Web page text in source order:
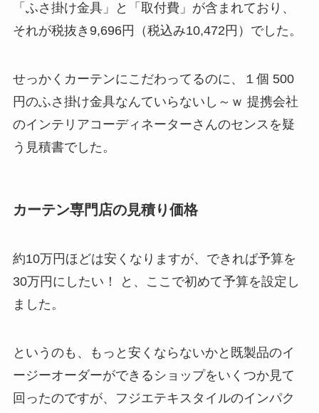
「ふさ掛け金具」と「取付費」が含まれており、
それが税抜き9,696円（税込み10,472円）でした。
せっかくカーテンにこだわってるのに、１個 500
円のふさ掛け金具なんていらないし～ｗ 提携会社
のインテリアコーディネーターさんのセンスを疑
う見積書でした。
カーテン専門店の見積り価格
約10万円ほどは安くなりますが、できれば予算を
30万円にしたい！ と、ここで初めて予算を設定し
ました。
というのも、もっと安くならないかと既製品のイ
ージーオーダーができるショップをいくつか見て
回ったのですが、フジエテキスタイルのインパク